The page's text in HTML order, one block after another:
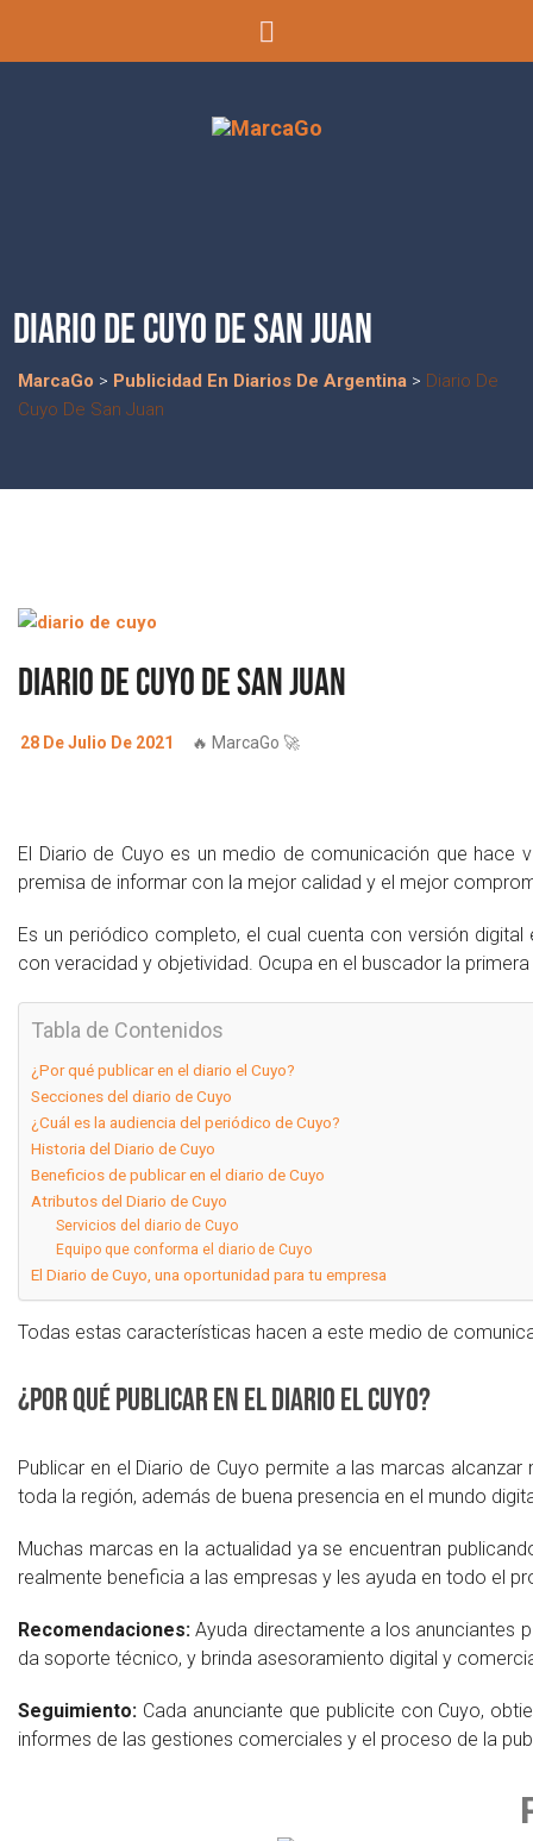
DIARIO DE CUYO DE SAN JUAN
MarcaGo > Publicidad En Diarios De Argentina > Diario De
Cuyo De San Juan
Diario de Cuyo de San Juan
28 De Julio De 2021 🔥 MarcaGo 🚀
El Diario de Cuyo es un medio de comunicación que hace
premisa de informar con la mejor calidad y el mejor
Es un periódico completo, el cual cuenta con versión
con veracidad y objetividad. Ocupa en el buscador la
Tabla de Contenidos
¿Por qué publicar en el diario el Cuyo?
Secciones del diario de Cuyo
¿Cuál es la audiencia del periódico de Cuyo?
Historia del Diario de Cuyo
Beneficios de publicar en el diario de Cuyo
Atributos del Diario de Cuyo
Servicios del diario de Cuyo
Equipo que conforma el diario de Cuyo
El Diario de Cuyo, una oportunidad para tu empresa
Todas estas características hacen a este medio de
¿Por qué publicar en el diario el Cuyo?
Publicar en el Diario de Cuyo permite a las marcas
toda la región, además de buena presencia en el mundo
Muchas marcas en la actualidad ya se encuentran
realmente beneficia a las empresas y les ayuda en todo el
Recomendaciones:Ayuda directamente a los anunciantes
da soporte técnico, y brinda asesoramiento digital y
Seguimiento: Cada anunciante que publicite con Cuyo,
informes de las gestiones comerciales y el proceso de la